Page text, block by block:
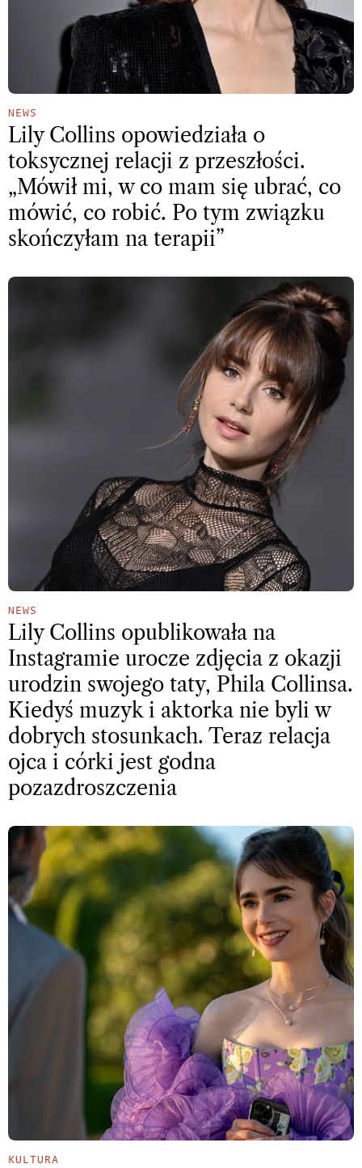
NEWS
Lily Collins opowiedziała o
toksycznej relacji z przeszłości.
„Mówił mi, w co mam się ubrać, co
mówić, co robić. Po tym związku
skończyłam na terapii”
NEWS
Lily Collins opublikowała na
Instagramie urocze zdjęcia z okazji
urodzin swojego taty, Phila Collinsa.
Kiedyś muzyk i aktorka nie byli w
dobrych stosunkach. Teraz relacja
ojca i córki jest godna
pozazdroszczenia
KULTURA